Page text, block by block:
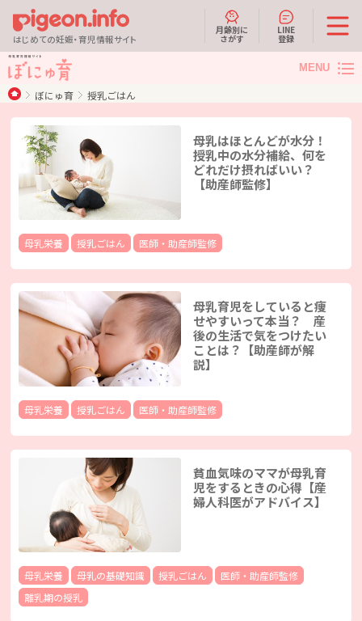
はじめての妊娠・育児情報サイト
月齢別に
さがす
LINE
登録
MENU
ぼにゅ育 授乳ごはん
母乳はほとんどが水分！
授乳中の水分補給、何を
どれだけ摂ればいい？
【助産師監修】
母乳栄養 授乳ごはん 医師・助産師監修
母乳育児をしていると痩
せやすいって本当？ 産
後の生活で気をつけたい
ことは？【助産師が解
説】
母乳栄養 授乳ごはん 医師・助産師監修
貧血気味のママが母乳育
児をするときの心得【産
婦人科医がアドバイス】
母乳栄養 母乳の基礎知識 授乳ごはん
医師・助産師監修
離乳期の授乳